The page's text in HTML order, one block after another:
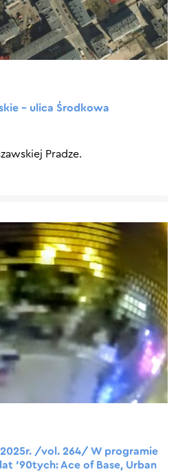
– ulica Środkowa
Pradze.
/vol. 264/ W programie
’90tych: Ace of Base, Urban